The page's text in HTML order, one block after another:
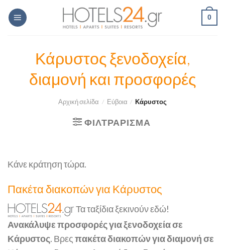
Skip
0
Κάρυστος ξενοδοχεία,
διαμονή και προσφορές
Αρχική σελίδα / Εύβοια / Κάρυστος
ΦΙΛΤΡΆΡΙΣΜΑ
Κάνε κράτηση τώρα.
Πακέτα διακοπών για Κάρυστος
Τα ταξίδια ξεκινούν εδώ!
Ανακάλυψε προσφορές για ξενοδοχεία σε
Κάρυστος. Βρεςπακέτα διακοπών για διαμονή σε